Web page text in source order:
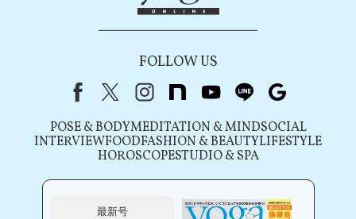
FOLLOW US
FacebookX（旧Twitter）
instagram
note youtubeline
POSE & BODYMEDITATION & MINDSOCIAL
INTERVIEWFOODFASHION & BEAUTYLIFESTYLE
HOROSCOPESTUDIO & SPA
最新号